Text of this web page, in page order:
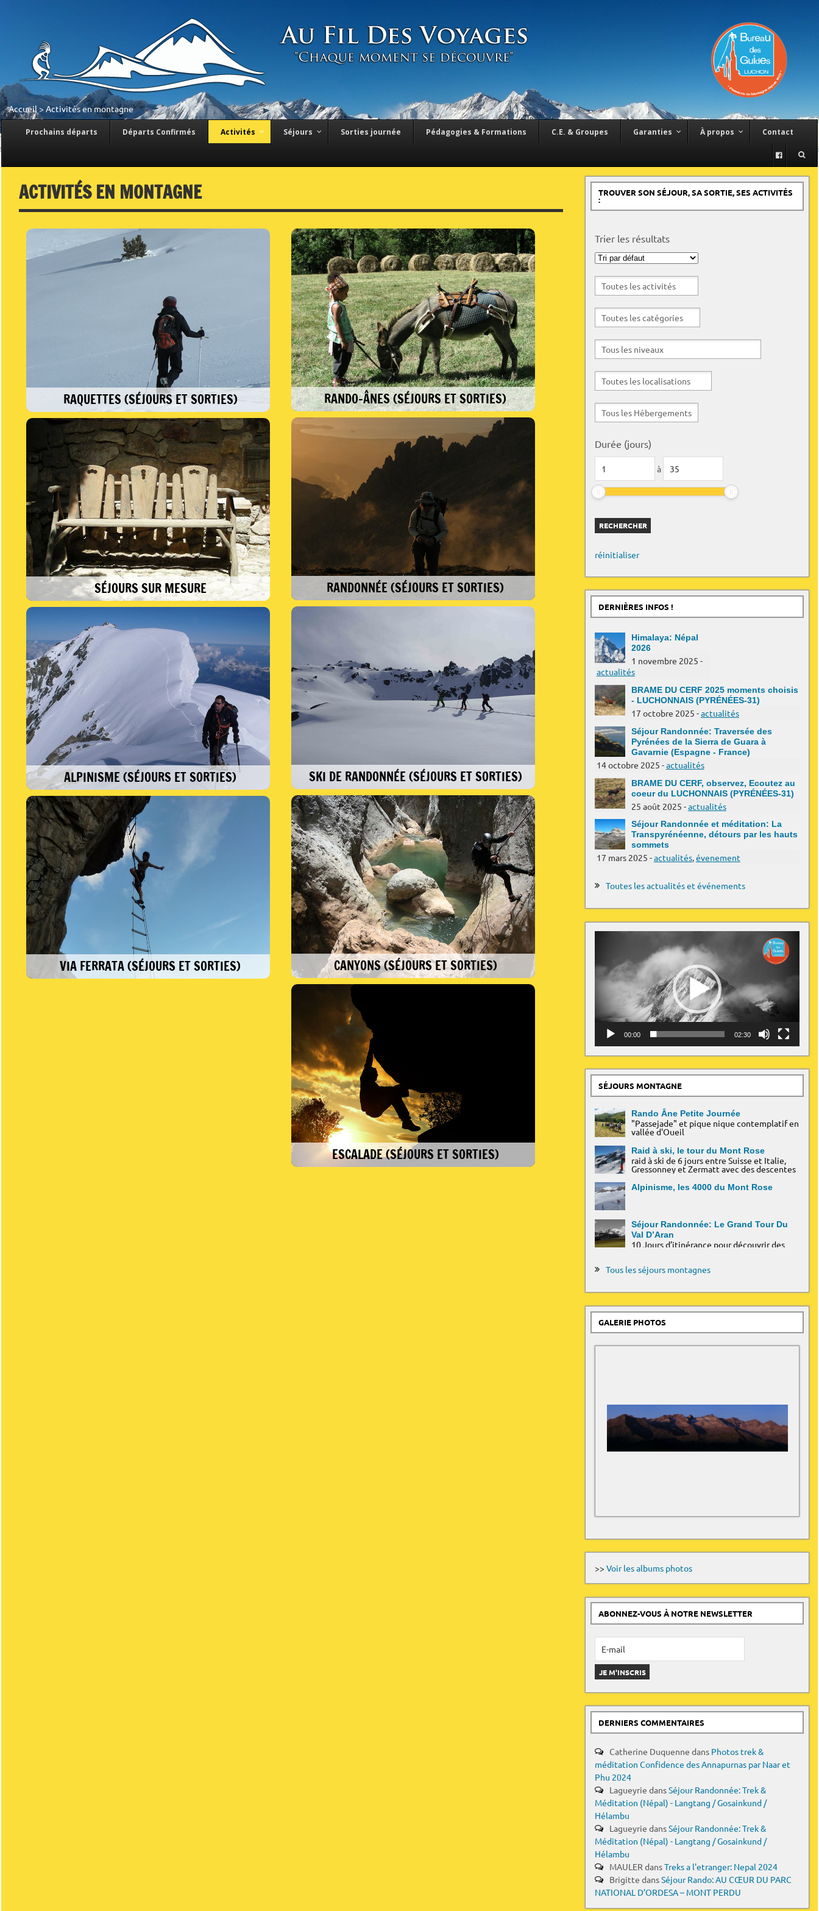
Accueil > Activités en montagne
Prochains départs Départs Confirmés Activités Séjours Sorties journée Pédagogies & Formations C.E. & Groupes Garanties À propos Contact
ACTIVITÉS EN MONTAGNE
RAQUETTES (SÉJOURS ET SORTIES)
Amoureux des grands espaces vierges de
toute trace. Une activité accessible au plus
grand nombre, qui vous permettra de
découvrir un univers unique.
RANDO-ÂNES (SÉJOURS ET SORTIES)
Partir avec des ânes, c'est la découverte d'un
compagnon de route robuste et paisible. C'est
aussi l'occasion de renouer avec un animal
autrefois incontournable dans le paysage
montagnard.
RANDONNÉE (SÉJOURS ET SORTIES)
la découverte vers l’autonomie, nous sommes
là pour vous aider à profiter des secrets des
montagnes.
SÉJOURS SUR MESURE
Envie d’une aventure unique. Nous
construirons ensemble le séjour qui vous
correspond.
SKI DE RANDONNÉE (SÉJOURS ET SORTIES)
Quitter l’univers des stations pour accéder à la
montagne sauvage hivernale,
bienvenue dans le monde du silence,
où chacun doit dessiner ses propres courbes !
ALPINISME (SÉJOURS ET SORTIES)
Suivre le guide dans cet univers magique et
lumineux pour profiter du moment, sans prise
de décision ou participer à un stage pour vous
former, progresser et accéder à l’autonomie.
CANYONS (SÉJOURS ET SORTIES)
Découvrir une activité ludique et
rafraîchissante... De la randonnée aquatique,
des canyons d’initiation aux canyons
d’envergure, progressez techniquement pour
acquérir une certaine autonomie….
VIA FERRATA (SÉJOURS ET SORTIES)
ESCALADE (SÉJOURS ET SORTIES)
TROUVER SON SÉJOUR, SA SORTIE, SES ACTIVITÉS
:
Trier les résultats
Trier
résultats
Durée (jours)
à
réinitialiser
DERNIÈRES INFOS !
Himalaya: Népal
2026
1 novembre 2025 -
actualités
BRAME DU CERF 2025 moments choisis
- LUCHONNAIS (PYRÉNÉES-31)
17 octobre 2025 -actualités
Séjour Randonnée: Traversée des
Pyrénées de la Sierra de Guara à
Gavarnie (Espagne - France)
14 octobre 2025 -actualités
BRAME DU CERF, observez, Ecoutez au
coeur du LUCHONNAIS (PYRÉNÉES-31)
25 août 2025 -actualités
Séjour Randonnée et méditation: La
Transpyrénéenne, détours par les hauts
sommets
17 mars 2025 -actualités,évenement
Toutes les actualités et événements
00:00 02:30
SÉJOURS MONTAGNE
Rando Âne Petite Journée
"Passejade" et pique nique contemplatif en
vallée d'Oueil
Raid à ski, le tour du Mont Rose
raid à ski de 6 jours entre Suisse et Italie,
Gressonney et Zermatt avec des descentes
spectaculaires à 4000m d'altitude.
Alpinisme, les 4000 du Mont Rose
Séjour Randonnée: Le Grand Tour Du
Val D’Aran
10 Jours d’itinérance pour découvrir des
Tous les séjours montagnes
GALERIE PHOTOS
>> Voir les albums photos
ABONNEZ-VOUS À NOTRE NEWSLETTER
DERNIERS COMMENTAIRES
Catherine Duquenne dans Photos trek &
méditation Confidence des Annapurnas par Naar et
Phu 2024
Lagueyrie dansSéjour Randonnée: Trek &
Méditation (Népal) - Langtang / Gosainkund /
Hélambu
Lagueyrie dansSéjour Randonnée: Trek &
Méditation (Népal) - Langtang / Gosainkund /
Hélambu
MAULER dansTreks a l'etranger: Nepal 2024
Brigitte dansSéjour Rando: AU CŒUR DU PARC
NATIONAL D’ORDESA – MONT PERDU